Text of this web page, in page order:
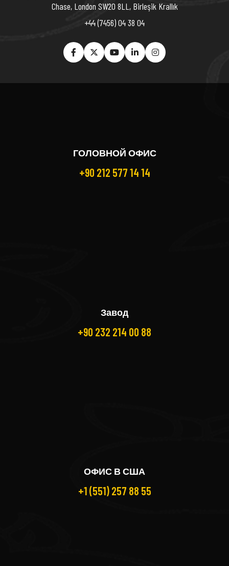
Chase, London SW20 8LL, Birleşik Krallık
+44 (7456) 04 38 04
ГОЛОВНОЙ ОФИС
+90 212 577 14 14
Завод
+90 232 214 00 88
ОФИС В США
+1 (551) 257 88 55